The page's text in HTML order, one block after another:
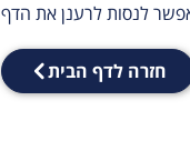
לנסות לרענן את הדף
חזרה לדף הבית